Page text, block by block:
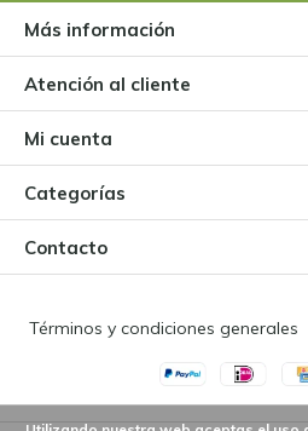
Más información
Atención al cliente
Mi cuenta
Categorías
Contacto
Términos y condiciones generales